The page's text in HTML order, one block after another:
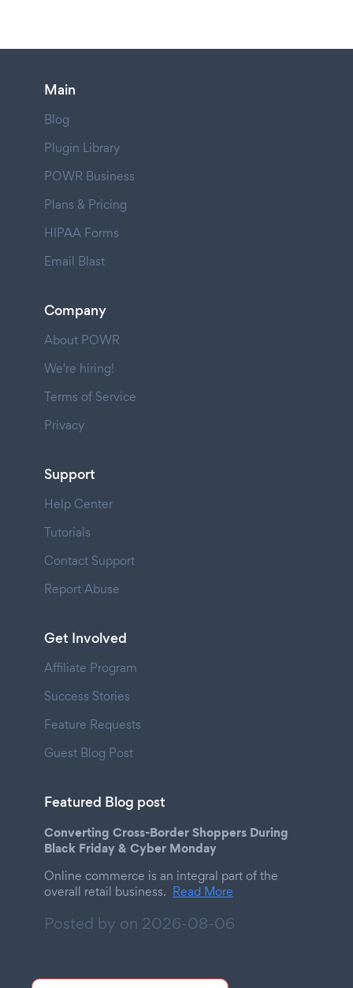
Main
Blog
Plugin Library
POWR Business
Plans & Pricing
HIPAA Forms
Email Blast
Company
About POWR
We're hiring!
Terms of Service
Privacy
Support
Help Center
Tutorials
Contact Support
Report Abuse
Get Involved
Affiliate Program
Success Stories
Feature Requests
Guest Blog Post
Featured Blog post
Converting Cross-Border Shoppers During
Black Friday & Cyber Monday
Online commerce is an integral part of the
overall retail business. Read More
Posted by on 2026-08-06